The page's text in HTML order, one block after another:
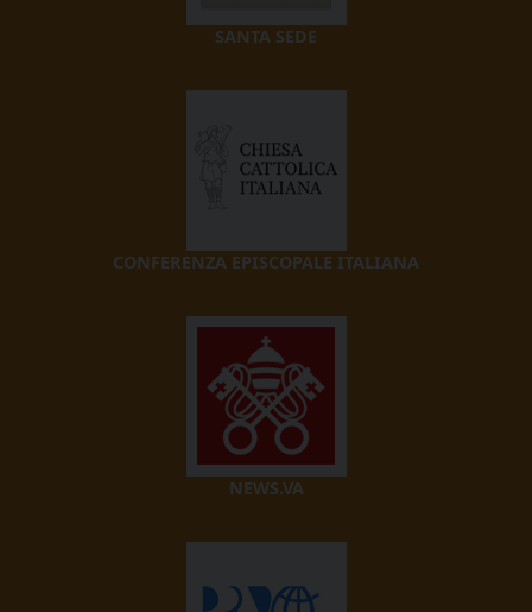
SANTA SEDE
CONFERENZA EPISCOPALE ITALIANA
NEWS.VA